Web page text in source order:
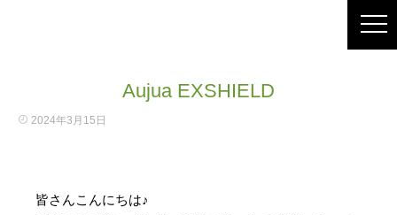
Aujua EXSHIELD
2024年3月15日
皆さんこんにちは♪